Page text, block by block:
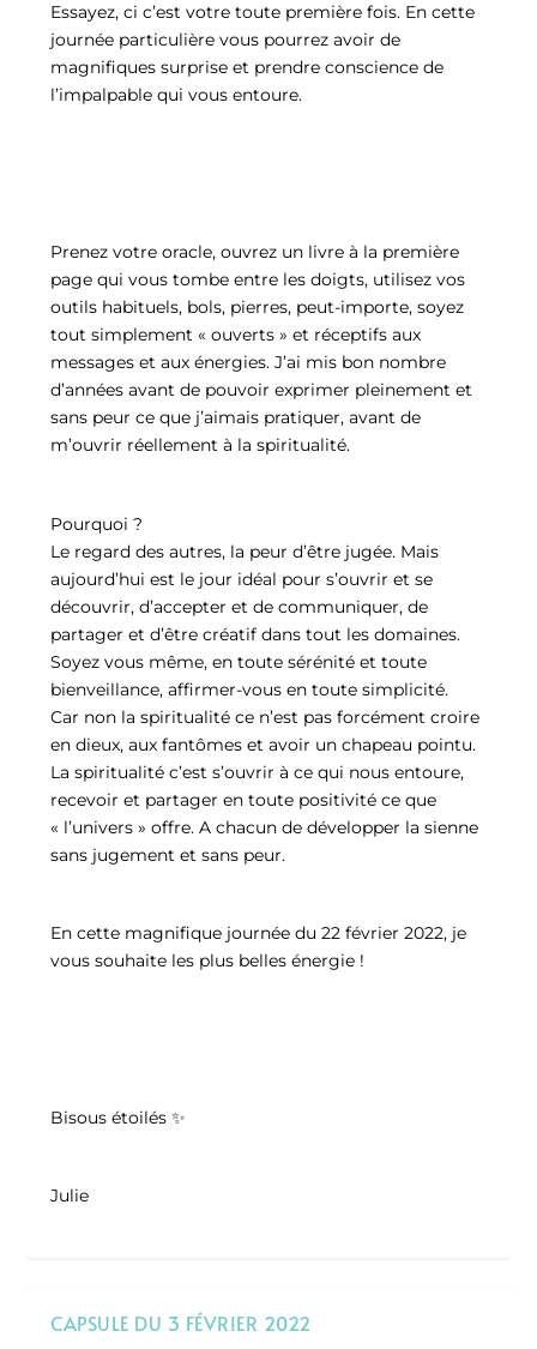
Essayez, ci c’est votre toute première fois. En cette
journée particulière vous pourrez avoir de
magnifiques surprise et prendre conscience de
l’impalpable qui vous entoure.
Prenez votre oracle, ouvrez un livre à la première
page qui vous tombe entre les doigts, utilisez vos
outils habituels, bols, pierres, peut-importe, soyez
tout simplement « ouverts » et réceptifs aux
messages et aux énergies. J’ai mis bon nombre
d’années avant de pouvoir exprimer pleinement et
sans peur ce que j’aimais pratiquer, avant de
m’ouvrir réellement à la spiritualité.
Pourquoi ?
Le regard des autres, la peur d’être jugée. Mais
aujourd’hui est le jour idéal pour s’ouvrir et se
découvrir, d’accepter et de communiquer, de
partager et d’être créatif dans tout les domaines.
Soyez vous même, en toute sérénité et toute
bienveillance, affirmer-vous en toute simplicité.
Car non la spiritualité ce n’est pas forcément croire
en dieux, aux fantômes et avoir un chapeau pointu.
La spiritualité c’est s’ouvrir à ce qui nous entoure,
recevoir et partager en toute positivité ce que
« l’univers » offre. A chacun de développer la sienne
sans jugement et sans peur.
En cette magnifique journée du 22 février 2022, je
vous souhaite les plus belles énergie !
Bisous étoilés ✨
Julie
CAPSULE DU 3 FÉVRIER 2022